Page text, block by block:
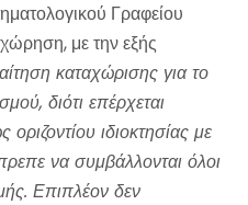
Γραφείου
με την εξής
καταχώρισης για το
διότι επέρχεται
ιδιοκτησίας με
να συμβάλλονται όλοι
Επιπλέον δεν